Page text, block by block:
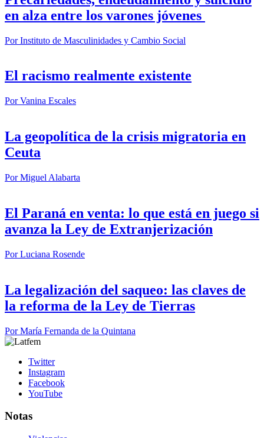
en alza entre los varones jóvenes
PorInstituto de Masculinidades y Cambio Social
El racismo realmente existente
PorVanina Escales
La geopolítica de la crisis migratoria en
Ceuta
PorMiguel Alabarta
El Paraná en venta: lo que está en juego si
avanza la Ley de Extranjerización
PorLuciana Rosende
La legalización del saqueo: las claves de
la reforma de la Ley de Tierras
PorMaría Fernanda de la Quintana
Twitter
Instagram
Facebook
YouTube
Notas